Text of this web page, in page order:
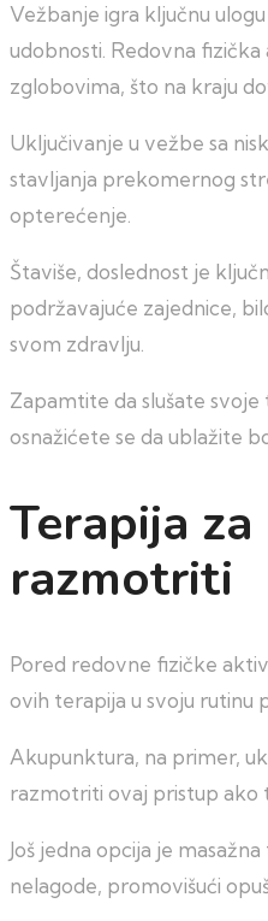
Vežbanje igra ključnu
udobnosti. Redovna
zglobovima, što na kraju
Uključivanje u vežbe sa
stavljanja prekomernog
opterećenje.
Štaviše, doslednost je
podržavajuće zajednice,
svom zdravlju.
Zapamtite da slušate
osnažićete se da ublažite
Terapija
razmotriti
Pored redovne fizičke
ovih terapija u svoju rutinu
Akupunktura, na primer,
razmotriti ovaj pristup
Još jedna opcija je
nelagode, promovišući